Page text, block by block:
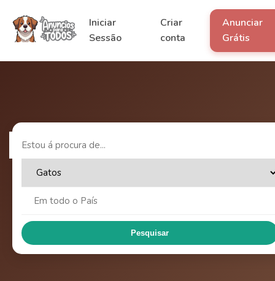
Iniciar
Sessão
Criar
conta
Anunciar
Grátis
Pesquisar